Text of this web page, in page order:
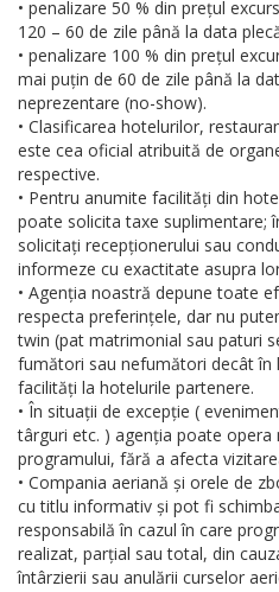
• penalizare 50 % din prețul
120 – 60 de zile până la data
• penalizare 100 % din prețul
mai puțin de 60 de zile până la
neprezentare (no-show).
• Clasificarea hotelurilor,
este cea oficial atribuită de
respective.
• Pentru anumite facilități din
poate solicita taxe suplimentare;
solicitați recepționerului sau
informeze cu exactitate asupra
• Agenția noastră depune toate
respecta preferințele, dar nu
twin (pat matrimonial sau paturi
fumători sau nefumători decât în
facilități la hotelurile partenere.
• În situații de excepție (
târguri etc. ) agenția poate
programului, fără a afecta
• Compania aeriană și orele de
cu titlu informativ și pot fi
responsabilă în cazul în care
realizat, parțial sau total, din
întârzierii sau anulării curselor